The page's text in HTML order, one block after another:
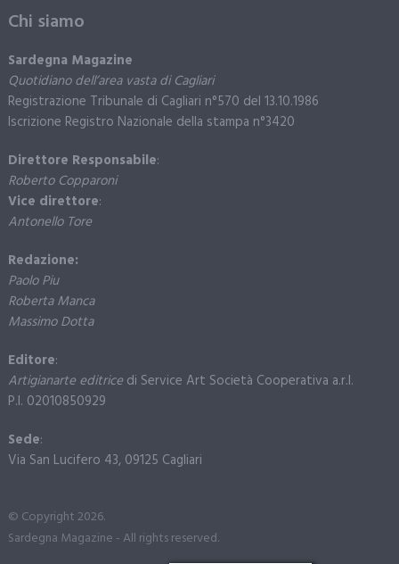
Chi siamo
Sardegna Magazine
Quotidiano dell’area vasta di Cagliari
Registrazione Tribunale di Cagliari n°570 del 13.10.1986
Iscrizione Registro Nazionale della stampa n°3420
Direttore Responsabile:
Roberto Copparoni
Vice direttore:
Antonello Tore
Redazione:
Paolo Piu
Roberta Manca
Massimo Dotta
Editore:
Artigianarte editricedi Service Art Società Cooperativa a.r.l.
P.I. 02010850929
Sede:
Via San Lucifero 43, 09125 Cagliari
© Copyright 2026.
Sardegna Magazine - All rights reserved.